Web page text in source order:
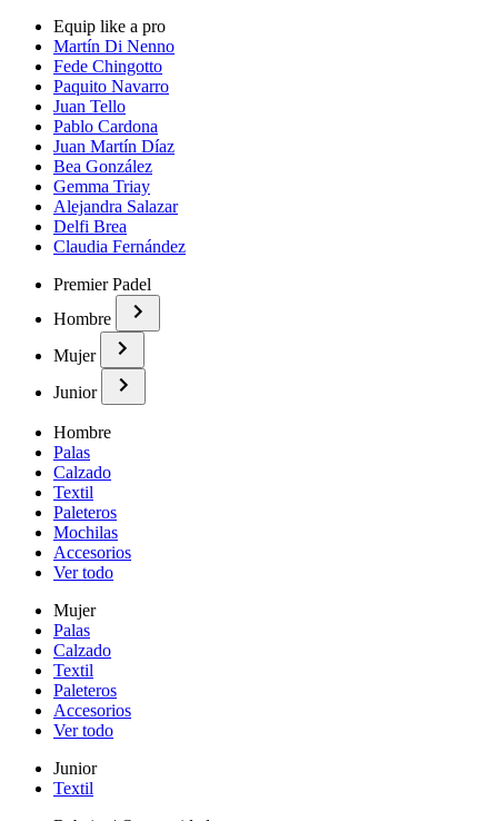
Equip like a pro
Martín Di Nenno
Fede Chingotto
Paquito Navarro
Juan Tello
Pablo Cardona
Juan Martín Díaz
Bea González
Gemma Triay
Alejandra Salazar
Delfi Brea
Claudia Fernández
Premier Padel
Hombre
Mujer
Junior
Hombre
Palas
Calzado
Textil
Paleteros
Mochilas
Accesorios
Ver todo
Mujer
Palas
Calzado
Textil
Paleteros
Accesorios
Ver todo
Junior
Textil